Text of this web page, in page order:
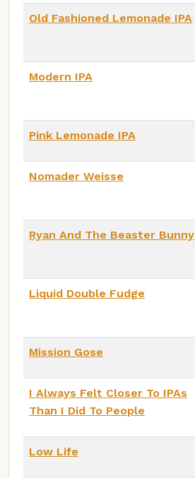
Old Fashioned Lemonade IPA
Modern IPA
Pink Lemonade IPA
Nomader Weisse
Ryan And The Beaster Bunny
Liquid Double Fudge
Mission Gose
I Always Felt Closer To IPAs
Than I Did To People
Low Life